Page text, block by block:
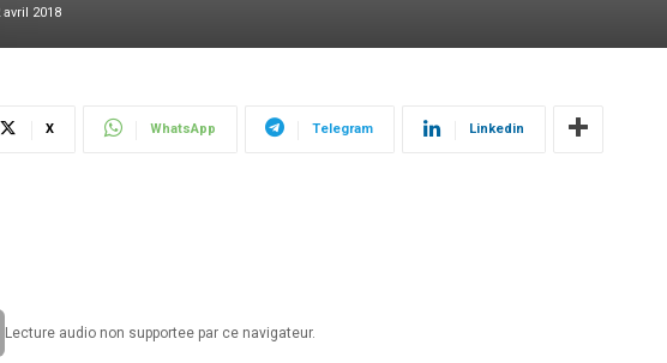
avril 2018
X WhatsApp Telegram Linkedin
Lecture audio non supportee par ce navigateur.